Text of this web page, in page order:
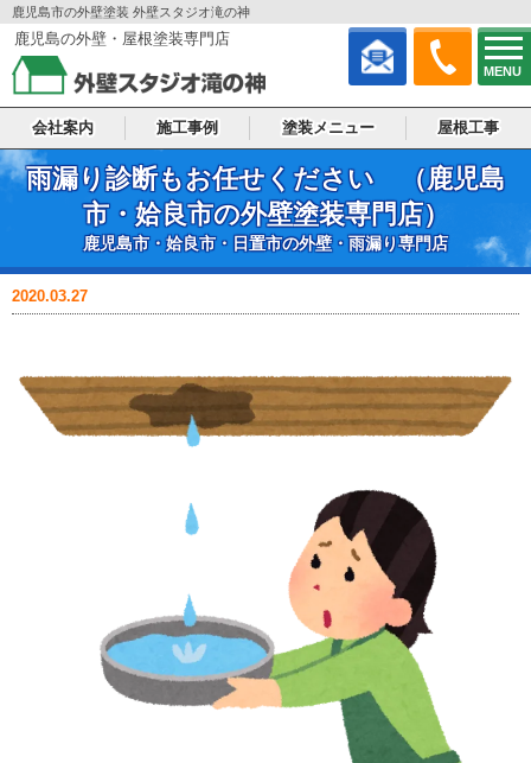
MENU
鹿児島市の外壁塗装 外壁スタジオ滝の神
鹿児島の外壁・屋根塗装専門店
会社案内 施工事例 塗装メニュー 屋根工事
雨漏り診断もお任せください （鹿児島
市・姶良市の外壁塗装専門店）
鹿児島市・姶良市・日置市の外壁・雨漏り専門店
2020.03.27